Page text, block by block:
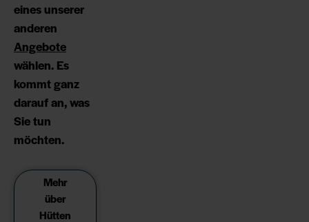
eines unserer
anderen
Angebote
wählen. Es
kommt ganz
darauf an, was
Sie tun
möchten.
Mehr
über
Hütten